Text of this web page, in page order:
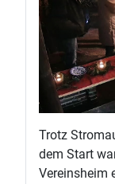
Trotz
dem Start
Vereinsheim